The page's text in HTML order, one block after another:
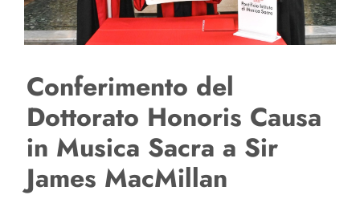
Conferimento del
Dottorato Honoris Causa
in Musica Sacra a Sir
James MacMillan